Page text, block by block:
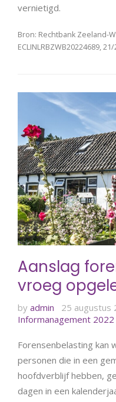
vernietigd.
Bron: Rechtbank Zeeland-
ECLINLRBZWB20224689,
Aanslag
vroeg
by admin 25 augustus
Informanagement 2022
Forensenbelasting kan
personen die in een
hoofdverblijf hebben,
dagen in een